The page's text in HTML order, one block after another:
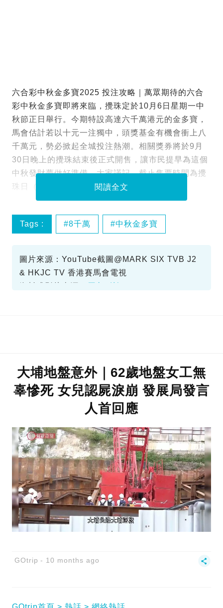
六合彩中秋金多寶2025 投注攻略｜萬眾期待的六合
彩中秋金多寶即將來臨，攪珠定於10月6日星期一中
秋節正日舉行。今期特設高達六千萬港元的金多寶，
馬會估計若以十元一注獨中，頭獎基金有機會衝上八
千萬元，勢必掀起全城投注熱潮。相關獎券將於9月
30日晚上的攪珠結束後正式開售，讓市民提早為這個
中秋發財夢做好準備。大家謹記，截止售票時間為攪
珠日（10月6日）晚上9時15分。
閱讀全文
Tags : 8千萬 中秋金多寶
圖片來源：YouTube截圖@MARK SIX TVB J2
& HKJC TV 香港賽馬會電視
大埔地盤意外｜62歲地盤女工無
辜慘死 女兒認屍淚崩 發展局發言
人首回應
GOtrip 10 months ago